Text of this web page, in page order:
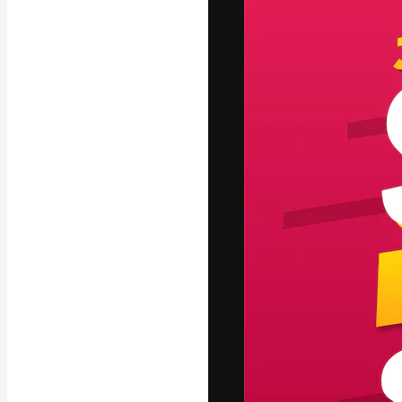
La
migliori lavori.
creativi,
Copyright © 2010-